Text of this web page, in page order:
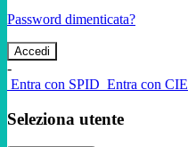
Password dimenticata?
-
Entra con SPID Entra con CIE
Seleziona utente